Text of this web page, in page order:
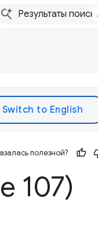
полезной?
107)